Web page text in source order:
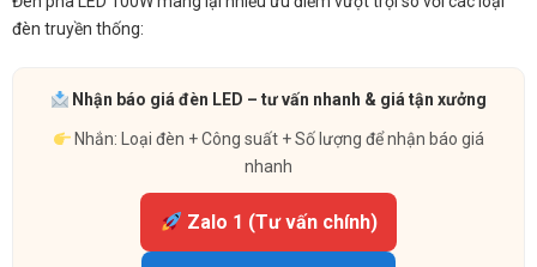
đèn truyền thống:
Nhận báo giá đèn LED – tư vấn nhanh & giá tận xưởng
Nhắn: Loại đèn + Công suất + Số lượng để nhận báo giá
nhanh
Zalo 1 (Tư vấn chính)